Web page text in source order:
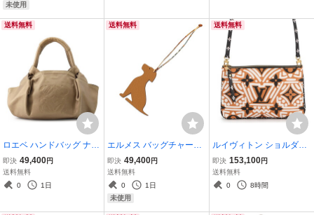
未使用
送料無料
ロエベ ハンドバッグ ナッ
パアイレ アナグラム レザ
ー LOEWE 【安心保証】
即決 49,400円
送料無料
0
1日
送料無料
エルメス バッグチャーム
プティアッシュ ラブラド
ール トフィ/カノピ トゴ/
シェブルミゾル HERMES
チャーム
即決 49,400円
送料無料
0
1日
未使用
送料無料
ルイヴィトン ショルダー
バッグ モノグラム/LVクラ
フティ ポシェット・ドゥ
ーブル ジップ M69488 L
即決 153,100円
送料無料
0
8時間